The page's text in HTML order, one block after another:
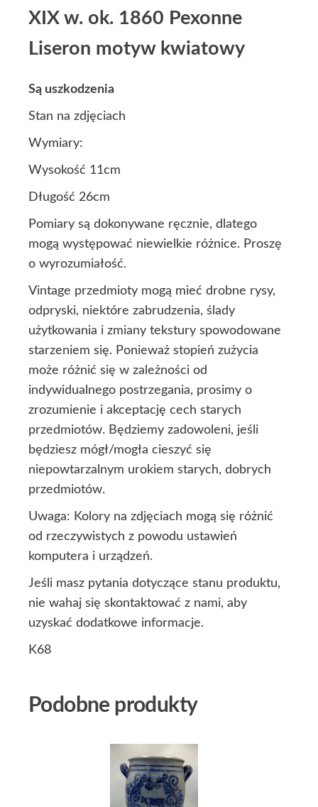
XIX w. ok. 1860 Pexonne
Liseron motyw kwiatowy
Są uszkodzenia
Stan na zdjęciach
Wymiary:
Wysokość 11cm
Długość 26cm
Pomiary są dokonywane ręcznie, dlatego
mogą występować niewielkie różnice. Proszę
o wyrozumiałość.
Vintage przedmioty mogą mieć drobne rysy,
odpryski, niektóre zabrudzenia, ślady
użytkowania i zmiany tekstury spowodowane
starzeniem się. Ponieważ stopień zużycia
może różnić się w zależności od
indywidualnego postrzegania, prosimy o
zrozumienie i akceptację cech starych
przedmiotów. Będziemy zadowoleni, jeśli
będziesz mógł/mogła cieszyć się
niepowtarzalnym urokiem starych, dobrych
przedmiotów.
Uwaga: Kolory na zdjęciach mogą się różnić
od rzeczywistych z powodu ustawień
komputera i urządzeń.
Jeśli masz pytania dotyczące stanu produktu,
nie wahaj się skontaktować z nami, aby
uzyskać dodatkowe informacje.
K68
Podobne produkty